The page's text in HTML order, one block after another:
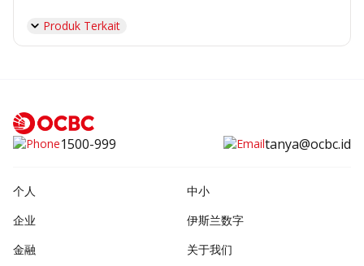
Produk Terkait
1500-999 tanya@ocbc.id
个人
中小
企业
伊斯兰数字
金融
关于我们